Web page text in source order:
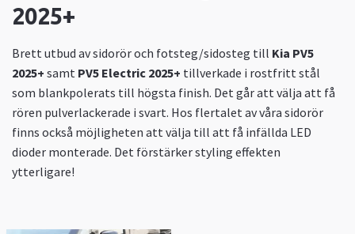
2025+
Brett utbud av sidorör och fotsteg/sidosteg till Kia PV5
2025+ samt PV5 Electric 2025+ tillverkade i rostfritt stål
som blankpolerats till högsta finish. Det går att välja att få
rören pulverlackerade i svart. Hos flertalet av våra sidorör
finns också möjligheten att välja till att få infällda LED
dioder monterade. Det förstärker styling effekten
ytterligare!